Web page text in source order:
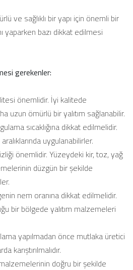
ve sağlıklı bir yapı için önemli bir
yaparken bazı dikkat edilmesi
gerekenler:
önemlidir. İyi kalitede
uzun ömürlü bir yalıtım sağlanabilir.
sıcaklığına dikkat edilmelidir.
uygulanabilirler.
önemlidir. Yüzeydeki kir, toz, yağ
düzgün bir şekilde
nem oranına dikkat edilmelidir.
bir bölgede yalıtım malzemeleri
yapılmadan önce mutlaka üretici
karıştırılmalıdır.
malzemelerinin doğru bir şekilde